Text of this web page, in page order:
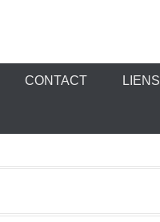
CONTACT LIENS